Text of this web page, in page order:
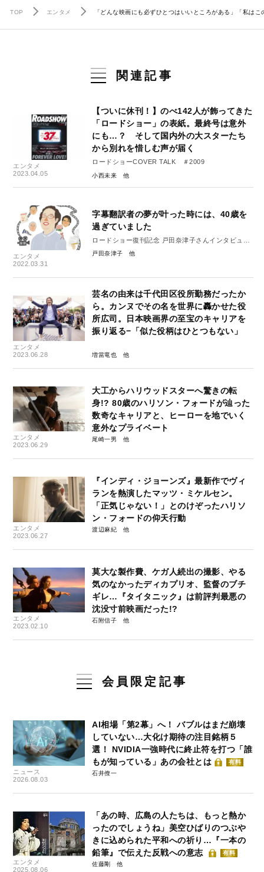
TOP エンタメ 「どんな映画にも必ずひとつはいいところがある」「私は
関連記事
エンタメ
2023.04.05
【ついに休刊！】のべ142人が飾ってきた
「ロードショー」の表紙。最終号は意外
にも…？ そして国内外の大スターたち
から別れを惜しむ声が届く
ロードショーCOVER TALK ＃2009
小西未来
エンタメ
2022.03.31
字幕翻訳者の夢が叶った時には、40歳を
過ぎていました
ロードショー復刊記念 戸田奈津子さんインタビュー
①
戸田奈津子
エンタメ
2023.06.28
芸名の由来は千代田区役所勤務だったか
ら。カンヌでその名を世界に轟かせた役
所広司。日本映画界の至宝のキャリアを
振り返る−「似た役柄はひとつもない」
増當竜也
エンタメ
2023.06.29
大工からハリウッドスターへ驚きの転
身!? 80歳のハリソン・フォードが辿った
数奇なキャリアと、ヒーローを地でいく
意外なプライベート
尾崎一男
エンタメ
2023.06.27
『インディ・ジョーンズ』最新作でヴィ
ランを熱演したマッツ・ミケルセン。
「正気じゃない！」とのけぞったハリソ
ン・フォードの仰天行動
渡辺麻紀
エンタメ
2023.02.10
莫大な製作費、ケガ人続出の撮影、やる
気のなかったディカプリオ、監督のブチ
ギレ…『タイタニック』は前評判最悪の
沈没寸前映画だった!?
石附信子
会員限定記事
ニュース
2026.08.03
AI相場「第2幕」へ！ バブルはまだ崩壊
していない…大化け期待の注目銘柄５
選！ NVIDIA一強時代に終止符を打つ「誰
もが知っている」あの会社とは
有料
石井僚一
エンタメ
2025.08.06
「あの時、広島の人たちは、もっと熱か
ったのでしょうね」美空ひばりのつぶや
きに込められた平和への祈り…『一本の
鉛筆』で伝えた反戦への意志
有料
佐藤剛